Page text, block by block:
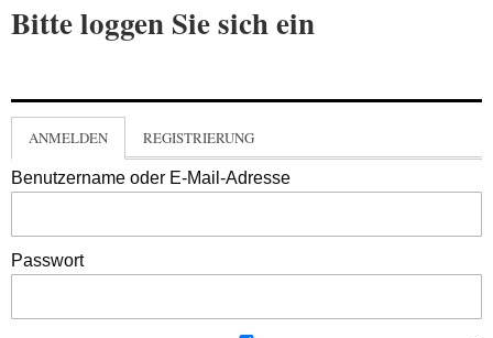
Bitte loggen Sie sich ein
ANMELDEN REGISTRIERUNG
Benutzername oder E-Mail-Adresse
Passwort